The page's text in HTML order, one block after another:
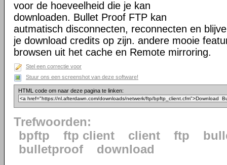
voor de hoeveelheid die je kan
downloaden. Bullet Proof FTP kan
autmatisch disconnecten, reconnecten en
je download credits op zijn. andere mooie
browsen uit het cache en Remote mirroring.
Stel een correctie voor
Stuur ons een screenshot van deze software!
HTML code om naar deze pagina te linken:
Trefwoorden:
bpftp
ftp client client ftp
bulletproof
download